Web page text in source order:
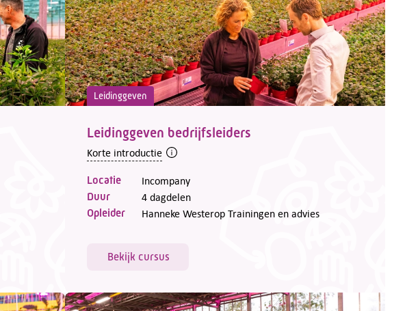
Leidinggeven
Leidinggeven bedrijfsleiders
Korte introductie
Locatie Incompany
Duur 4 dagdelen
Opleider Hanneke Westerop Trainingen en advies
Bekijk cursus